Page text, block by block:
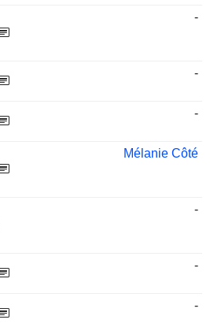
-
-
-
Mélanie Côté
-
-
-